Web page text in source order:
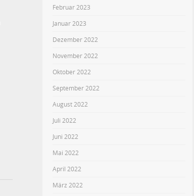
Februar 2023
Januar 2023
Dezember 2022
November 2022
Oktober 2022
September 2022
August 2022
Juli 2022
Juni 2022
Mai 2022
April 2022
März 2022